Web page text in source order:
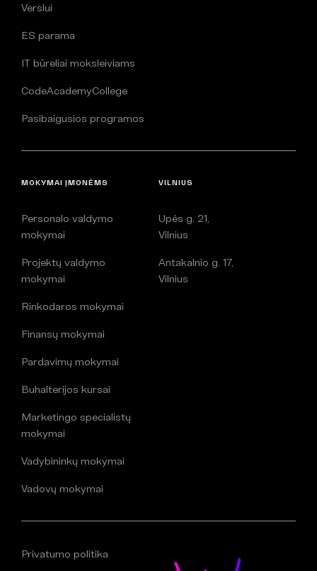
Verslui
ES parama
IT būreliai moksleiviams
CodeAcademyCollege
Pasibaigusios programos
MOKYMAI ĮMONĖMS
Personalo valdymo
mokymai
Projektų valdymo
mokymai
Rinkodaros mokymai
Finansų mokymai
Pardavimų mokymai
Buhalterijos kursai
Marketingo specialistų
mokymai
Vadybininkų mokymai
Vadovų mokymai
VILNIUS
Upės g. 21,
Vilnius
Antakalnio g. 17,
Vilnius
Privatumo politika